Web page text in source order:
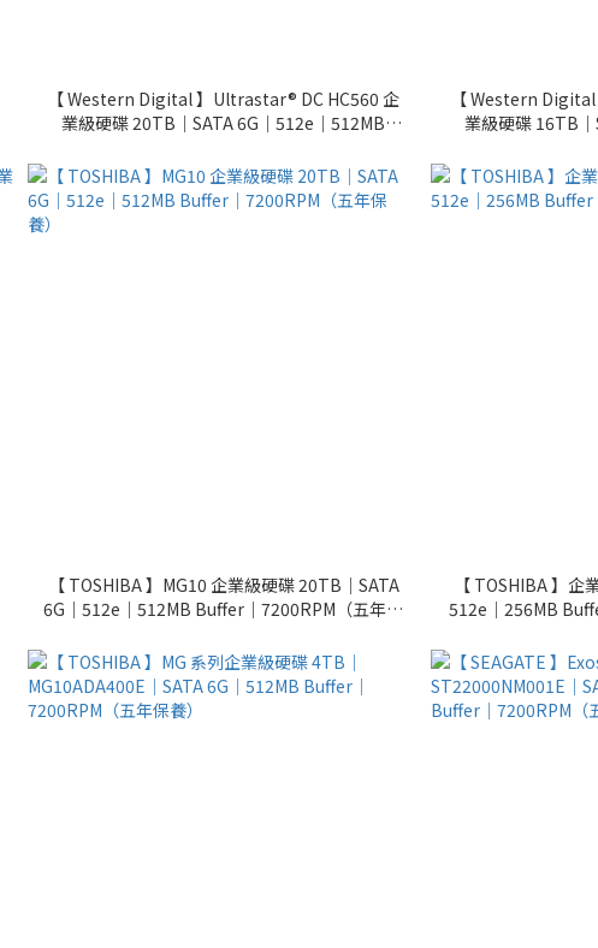
【 Western Digital 】Ultrastar® DC HC560 企
業級硬碟 20TB｜SATA 6G｜512e｜512MB
【 Western
業級硬碟 16TB
【 TOSHIBA 】MG10 企業級硬碟 20TB｜SATA
6G｜512e｜512MB Buffer｜7200RPM（五年保
【 TOSHIBA 】企
512e｜256MB